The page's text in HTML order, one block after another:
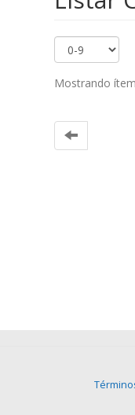
Mostrando